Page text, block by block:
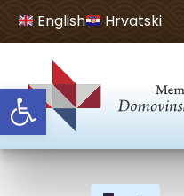
Open toolbar
English Hrvatski